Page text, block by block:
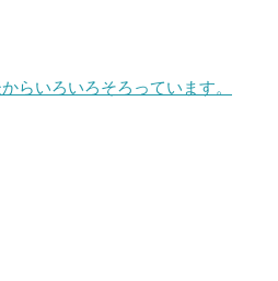
らいろいろそろっています。